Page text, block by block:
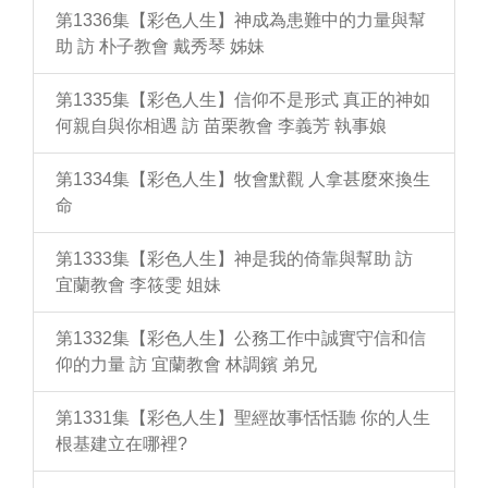
第1336集【彩色人生】神成為患難中的力量與幫
助 訪 朴子教會 戴秀琴 姊妹
第1335集【彩色人生】信仰不是形式 真正的神如
何親自與你相遇 訪 苗栗教會 李義芳 執事娘
第1334集【彩色人生】牧會默觀 人拿甚麼來換生
命
第1333集【彩色人生】神是我的倚靠與幫助 訪
宜蘭教會 李筱雯 姐妹
第1332集【彩色人生】公務工作中誠實守信和信
仰的力量 訪 宜蘭教會 林調鑌 弟兄
第1331集【彩色人生】聖經故事恬恬聽 你的人生
根基建立在哪裡?